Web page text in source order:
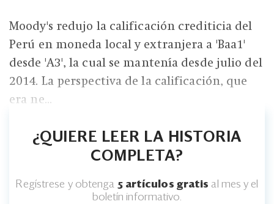
Moody's redujo la calificación crediticia del
Perú en moneda local y extranjera a 'Baa1'
desde 'A3', la cual se mantenía desde julio del
2014. La perspectiva de la calificación, que
era ne...
¿QUIERE LEER LA HISTORIA
COMPLETA?
Regístrese y obtenga 5 artículos gratis al mes y el
boletín informativo.